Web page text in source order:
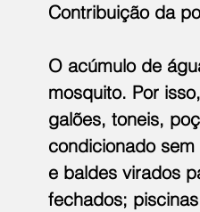
Contribuição da
O acúmulo de
mosquito. Por
galões, toneis,
condicionado
e baldes virados
fechados;